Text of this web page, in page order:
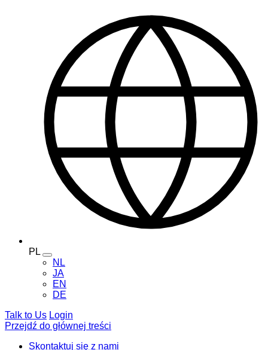
PL
Toggle
language
menu
NL
JA
EN
DE
Talk to Us Login
Przejdź do głównej treści
Skontaktuj się z nami